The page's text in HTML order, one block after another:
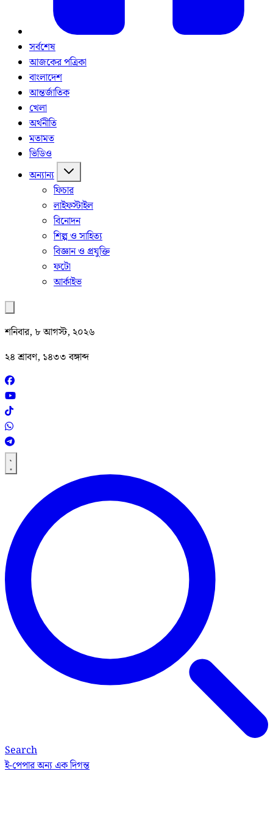
সর্বশেষ
আজকের পত্রিকা
বাংলাদেশ
আন্তর্জাতিক
খেলা
অর্থনীতি
মতামত
ভিডিও
অন্যান্য
ফিচার
লাইফস্টাইল
বিনোদন
শিল্প ও সাহিত্য
বিজ্ঞান ও প্রযুক্তি
ফটো
আর্কাইভ
শনিবার, ৮ আগস্ট, ২০২৬
২৪ শ্রাবণ, ১৪৩৩ বঙ্গাব্দ
Search
ই-পেপারঅন্য এক দিগন্ত